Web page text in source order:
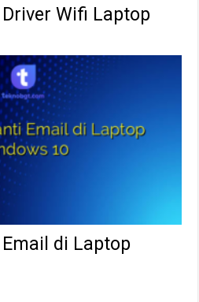
Wifi Laptop
di Laptop